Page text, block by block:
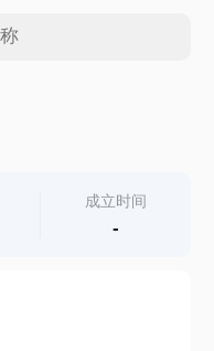
成立时间
-